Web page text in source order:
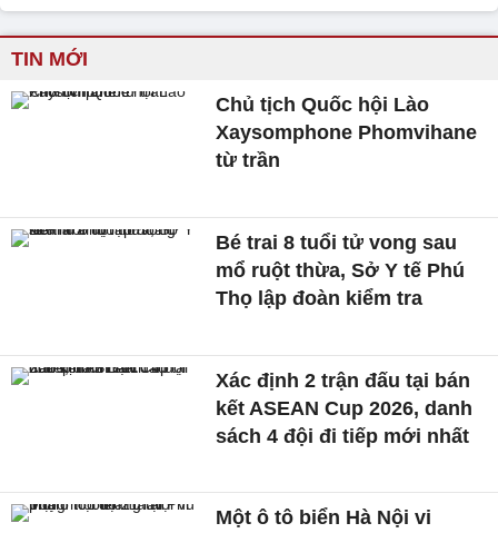
TIN MỚI
Chủ tịch Quốc hội Lào
Xaysomphone Phomvihane
từ trần
Bé trai 8 tuổi tử vong sau
mổ ruột thừa, Sở Y tế Phú
Thọ lập đoàn kiểm tra
Xác định 2 trận đấu tại bán
kết ASEAN Cup 2026, danh
sách 4 đội đi tiếp mới nhất
Một ô tô biển Hà Nội vi